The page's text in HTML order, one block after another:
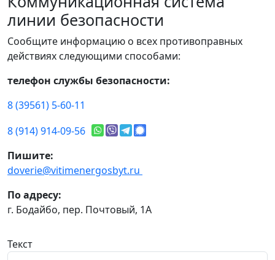
линии безопасности
Сообщите информацию о всех противоправных
действиях следующими способами:
телефон службы безопасности:
8 (39561) 5-60-11
8 (914) 914-09-56
Пишите:
doverie@vitimenergosbyt.ru
По адресу:
г. Бодайбо, пер. Почтовый, 1А
Текст